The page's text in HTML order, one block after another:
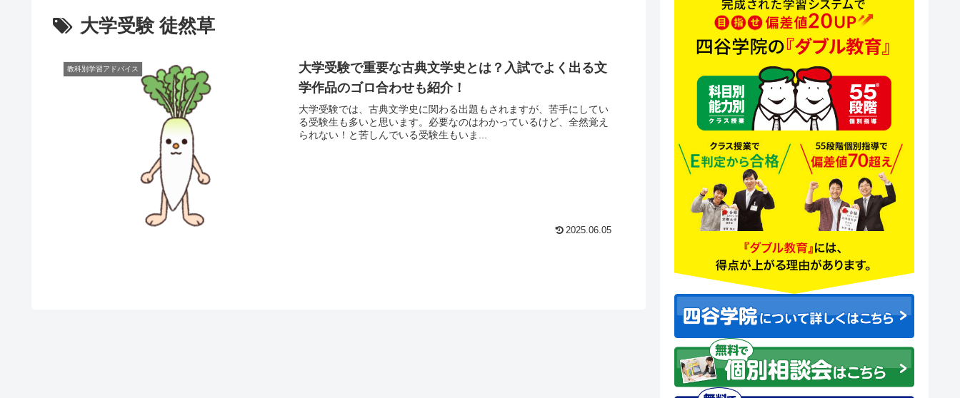
大学受験 徒然草
教科別学習アドバイス
大学受験で重要な古典文学史とは？入試でよく出る文
学作品のゴロ合わせも紹介！
大学受験では、古典文学史に関わる出題もされますが、苦手にしてい
る受験生も多いと思います。必要なのはわかっているけど、全然覚え
られない！と苦しんでいる受験生もいま...
2025.06.05